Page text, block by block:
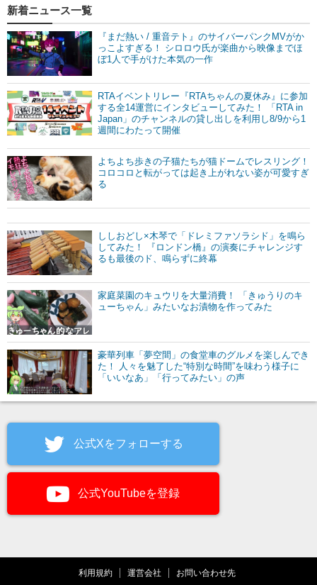
新着ニュース一覧
『まだ熱い / 重音テト』のサイバーパンクMVがか
っこよすぎる！ シロロウ氏が楽曲から映像までほ
ぼ1人で手がけた本気の一作
RTAイベントリレー『RTAちゃんの夏休み』に参加
する全14運営にインタビューしてみた！ 「RTA in
Japan」のチャンネルの貸し出しを利用し8/9から1
週間にわたって開催
よちよち歩きの子猫たちが猫ドームでレスリング！
コロコロと転がっては起き上がれない姿が可愛すぎ
る
ししおどし×木琴で「ドレミファソラシド」を鳴ら
してみた！ 『ロンドン橋』の演奏にチャレンジす
るも最後のド、鳴らずに終幕
家庭菜園のキュウリを大量消費！ 「きゅうりのキ
ューちゃん」みたいなお漬物を作ってみた
豪華列車「夢空間」の食堂車のグルメを楽しんでき
た！ 人々を魅了した“特別な時間”を味わう様子に
「いいなあ」「行ってみたい」の声
公式Xをフォローする
公式YouTubeを登録
利用規約 運営会社 お問い合わせ先